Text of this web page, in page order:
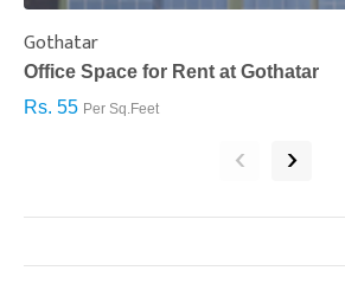
Gothatar
Office Space for Rent at Gothatar
Rs. 55 Per Sq.Feet
‹ ›